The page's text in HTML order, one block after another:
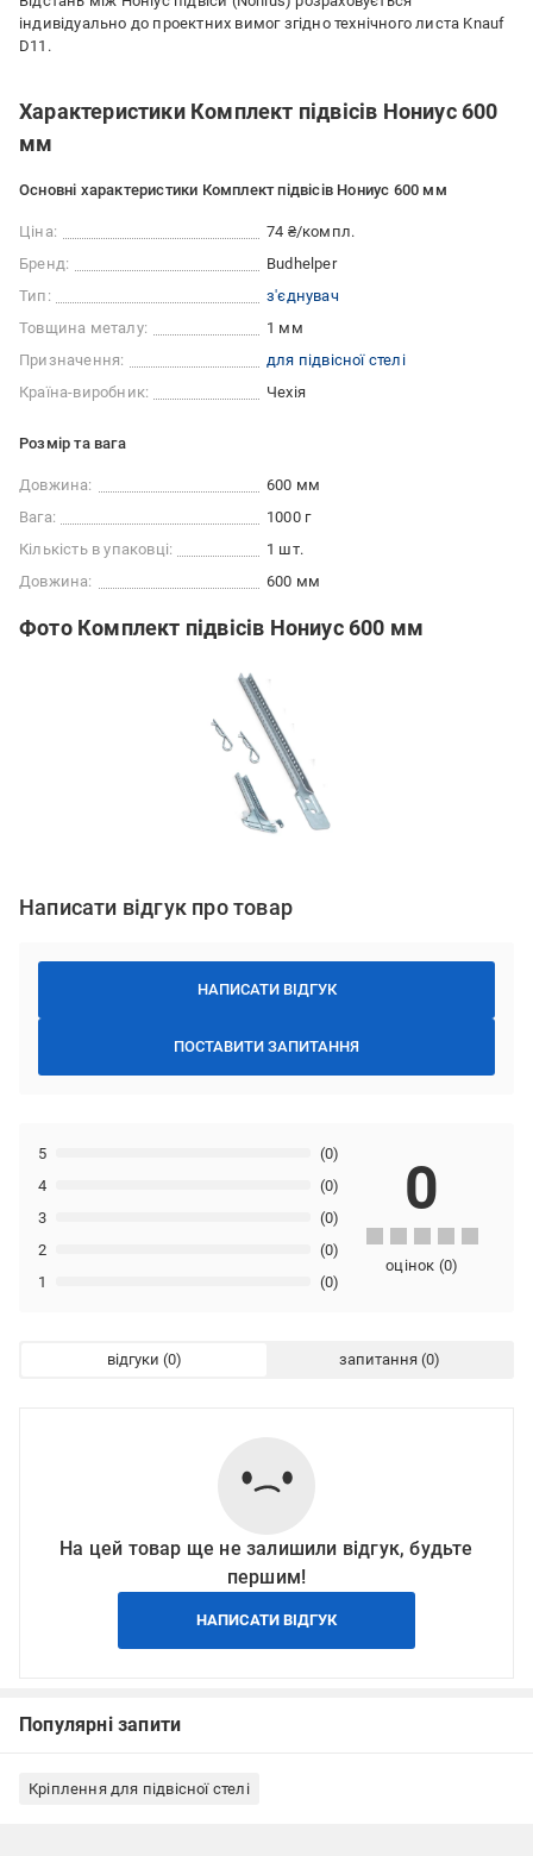
індивідуально до проектних вимог згідно технічного листа Knauf
D11.
Характеристики Комплект підвісів Нониус 600
мм
Основні характеристики Комплект підвісів Нониус 600 мм
Ціна:
74 ₴/компл.
Бренд:
Budhelper
Тип:
з'єднувач
Товщина металу:
1 мм
Призначення:
для підвісної стелі
Країна-виробник:
Чехія
Розмір та вага
Довжина:
600 мм
Вага:
1000 г
Кількість в упаковці:
1 шт.
Довжина:
600 мм
Фото Комплект підвісів Нониус 600 мм
Написати відгук про товар
НАПИСАТИ ВІДГУК
ПОСТАВИТИ ЗАПИТАННЯ
1 (0)
2 (0)
3 (0)
4 (0)
5 (0)
0
оцінок (0)
відгуки запитання
На цей товар ще не залишили відгук, будьте
першим!
НАПИСАТИ ВІДГУК
Популярні запити
Кріплення для підвісної стелі